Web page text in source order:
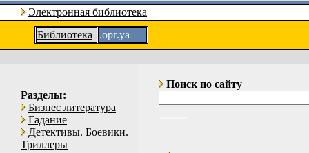
Электронная библиотека
Библиотека
.орг.уа
Разделы:
Бизнес литература
Гадание
Детективы. Боевики.
Триллеры
Поиск по сайту